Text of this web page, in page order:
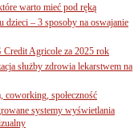
warto mieć pod ręką
dzieci – 3 sposoby na oswajanie
Credit Agricole za 2025 rok
służby zdrowia lekarstwem na
społeczność
systemy wyświetlania